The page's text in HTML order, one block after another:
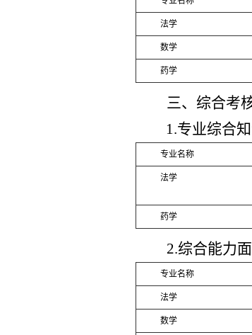
法学
数学
药学
三、综合考
1.专业综合
专业名称
法学
药学
2.综合能力
专业名称
法学
数学